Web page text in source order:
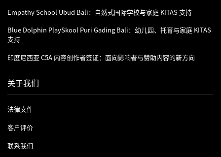
Empathy School Ubud Bali：自然式国际学校与家庭 KITAS 支持
Blue Dolphin PlaySkool Puri Gading Bali：幼儿园、托育与家庭 KITAS
支持
印度尼西亚 C5A 内容创作者签证：面向影响者与赞助内容的新方向
关于我们
法律文件
客户评价
联系我们